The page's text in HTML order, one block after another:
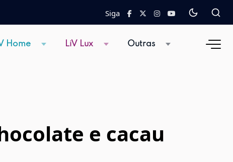
Siga
Home LiV Lux Outras
e cacau